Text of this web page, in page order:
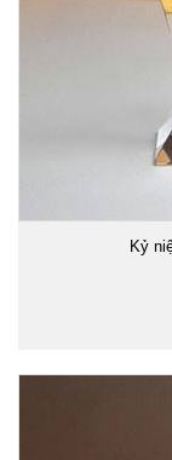
Kỷ